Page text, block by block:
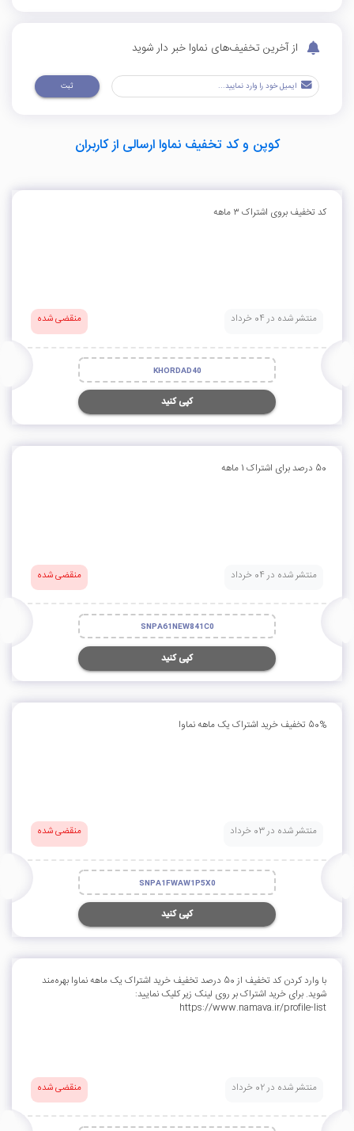
از آخرین تخفیف‌های نماوا خبر دار شوید
ثبت
کوپن و کد تخفیف نماوا ارسالی از کاربران
کد تخفیف بروی اشتراک ۳ ماهه
منتشر شده در 04 خرداد منقضی شده
KHORDAD40
کپی کنید
50 درصد برای اشتراک 1 ماهه
منتشر شده در 04 خرداد منقضی شده
SNPA61NEW841C0
کپی کنید
50% تخفیف خرید اشتراک یک ماهه نماوا
منتشر شده در 03 خرداد منقضی شده
SNPA1FWAW1P5X0
کپی کنید
با وارد کردن کد تخفیف از 50 درصد تخفیف خرید اشتراک یک ماهه نماوا بهره‌مند
شوید. برای خرید اشتراک بر روی لینک زیر کلیک نمایید:
https://www.namava.ir/profile-list
منتشر شده در 02 خرداد منقضی شده